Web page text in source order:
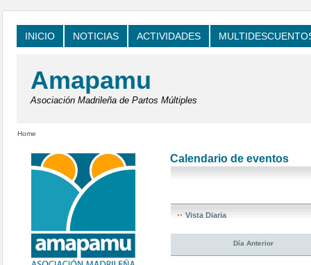
INICIO NOTICIAS ACTIVIDADES
Amapamu
Asociación Madrileña de Partos Múltiples
Home
Calendario de eventos
Vista Diaria
Día Anterior